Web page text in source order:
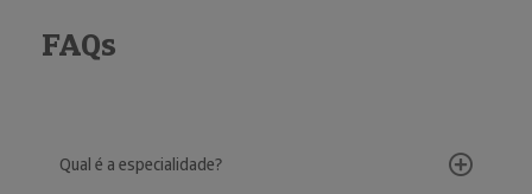
FAQs
Qual é a especialidade?